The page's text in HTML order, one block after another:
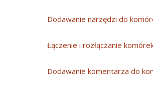
Dodawanie narzędzi do
Łączenie i rozłączanie
Dodawanie komentarza do